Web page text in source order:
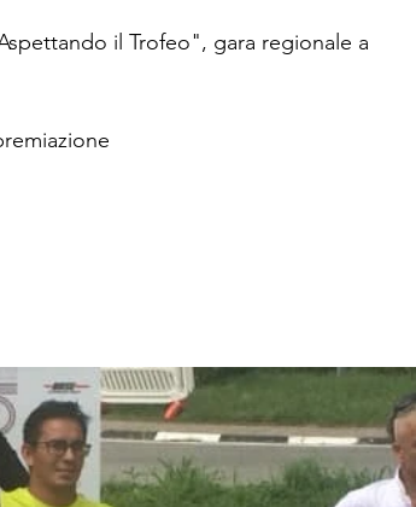
il Trofeo", gara regionale a